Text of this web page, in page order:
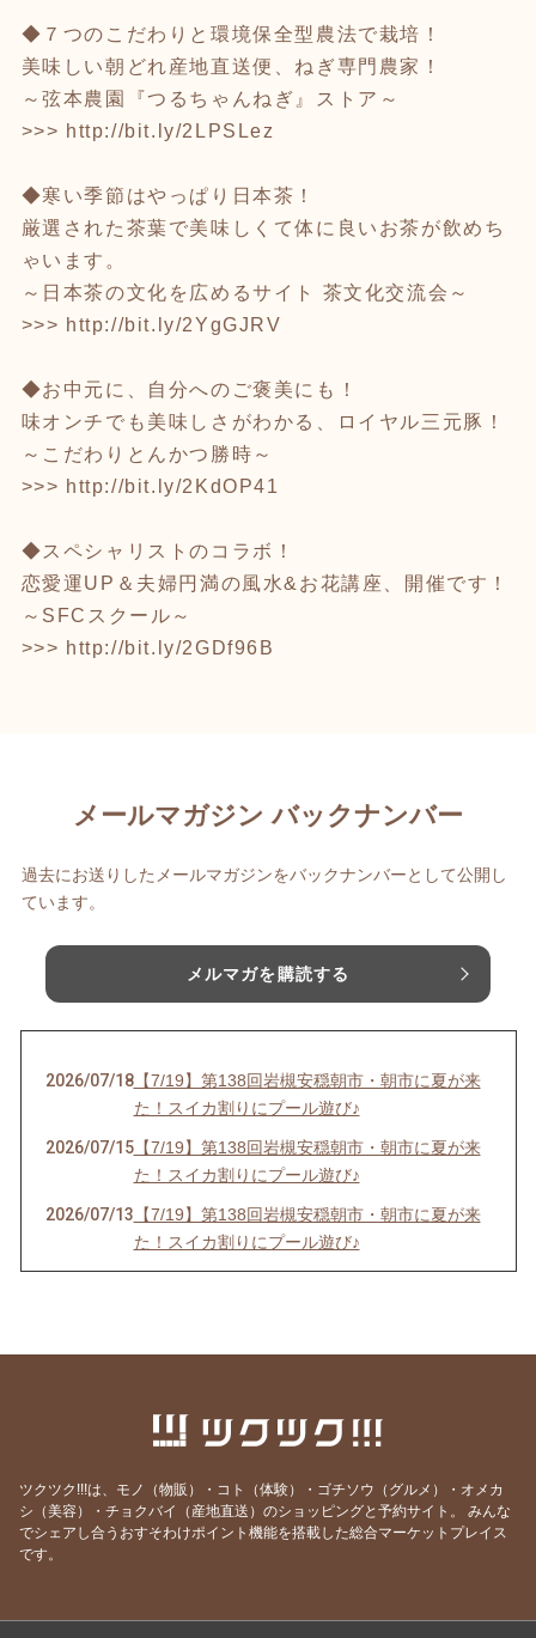
◆７つのこだわりと環境保全型農法で栽培！
美味しい朝どれ産地直送便、ねぎ専門農家！
～弦本農園『つるちゃんねぎ』ストア～
>>> http://bit.ly/2LPSLez
◆寒い季節はやっぱり日本茶！
厳選された茶葉で美味しくて体に良いお茶が飲めち
ゃいます。
～日本茶の文化を広めるサイト 茶文化交流会～
>>> http://bit.ly/2YgGJRV
◆お中元に、自分へのご褒美にも！
味オンチでも美味しさがわかる、ロイヤル三元豚！
～こだわりとんかつ勝時～
>>> http://bit.ly/2KdOP41
◆スペシャリストのコラボ！
恋愛運UP＆夫婦円満の風水&お花講座、開催です！
～SFCスクール～
>>> http://bit.ly/2GDf96B
メールマガジン バックナンバー
過去にお送りしたメールマガジンをバックナンバーとして公開し
ています。
メルマガを購読する
2026/07/18【7/19】第138回岩槻安穏朝市・朝市に夏が来
た！スイカ割りにプール遊び♪
2026/07/15【7/19】第138回岩槻安穏朝市・朝市に夏が来
た！スイカ割りにプール遊び♪
2026/07/13 【7/19】第138回岩槻安穏朝市・朝市に夏が来
た！スイカ割りにプール遊び♪
【6/21】第137回岩槻安穏朝市・父の日ワーク
ショップまつり開催！パパ自慢大会で賞品をゲ
2026/06/10【6/21】第137回岩槻安穏朝市・父の日ワーク
ショップまつり開催！パパ自慢大会で賞品をゲ
ツクツク!!!は、モノ（物販）・コト（体験）・ゴチソウ（グルメ）・オメカ
シ（美容）・チョクバイ（産地直送）のショッピングと予約サイト。
みんな
でシェアし合うおすそわけポイント機能を搭載した総合マーケットプレイス
です。